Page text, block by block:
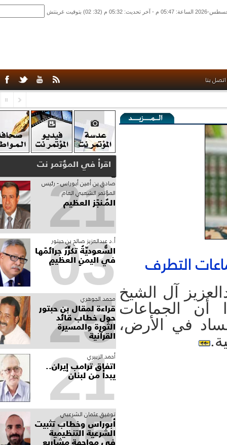
التطرف
آل الشيخ
الجماعات
في الأرض،
اقرأ في المؤتمر نت
صادق‮ ‬بن‮ ‬أمين‮ ‬أبوراس - رئيس‮
‬المؤتمر‮ ‬الشعبي‮ ‬العام
المُـنجَز العظيم
21
أ.د عبدالعزيز صالح بن حبتور
السُّعوديّةُ تكرِّرُ جرائمَها
في اليمنِ العظيمِ
03
محمد الجوهري
قراءة لمقال بن حبتور
حول خطاب قائد
الثورة والمسيرة
القرآنية
25
أحمد الزبيري
اتفاق ترامب إيران..
يبدأ من لبنان
21
توفيق عثمان الشرعبي
أبوراس وخطاب تثبيت
الشرعية التنظيمية
في مواجهة مشاريع